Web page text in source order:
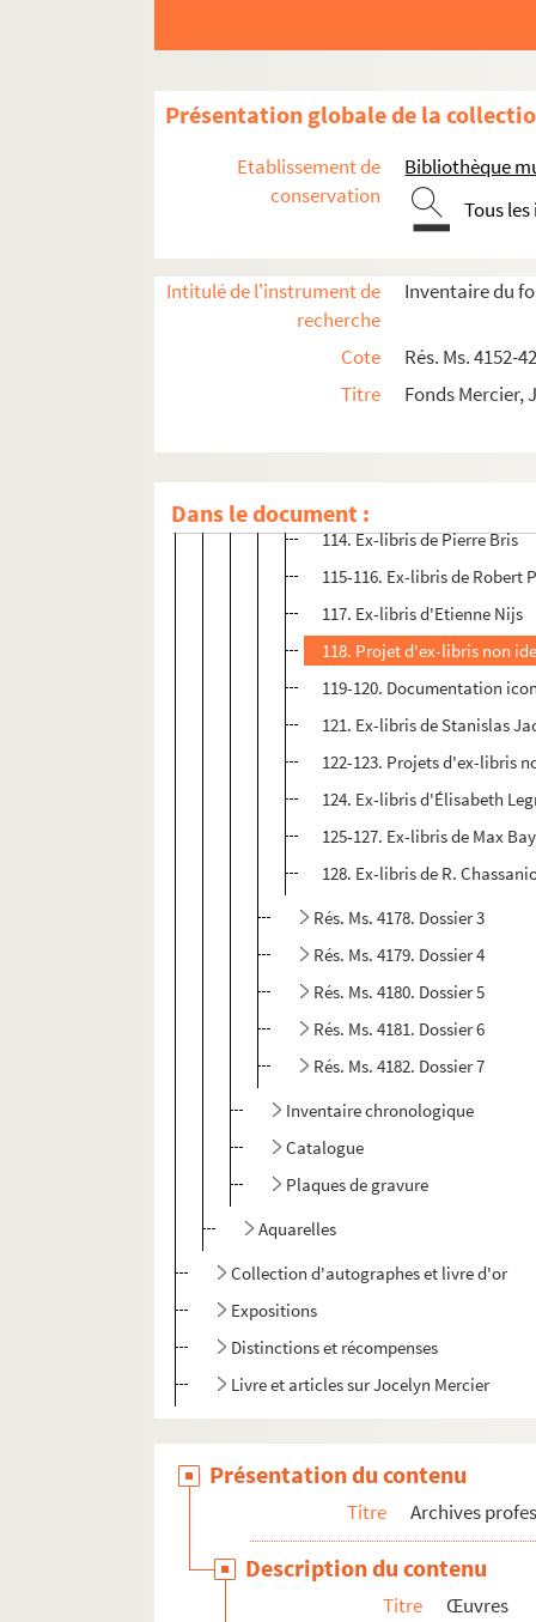
Présentation globale de la
Etablissement de
conservation
Bibliothèque
Tous
Intitulé de l'instrument de
recherche
Inventaire du
Cote
Rés. Ms. 4152-
Titre
Fonds Mercier,
Dans le document :
66-70. Ex-libris d'Éric et
72. Ex-libris du docteur
73-83. Documentation
84. Ex-libris de Michel
87-93. Ex-libris de Miguel
94-95. Ex-libris de Françoise
96. Lettrine avec oiseaux
97-102. Ex-libris du docteur
111-113. Ex-libris de M. F.
114. Ex-libris de Pierre Bris
115-116. Ex-libris de Robert
117. Ex-libris d'Etienne Nijs
118. Projet d'ex-libris non
119-120. Documentation
121. Ex-libris de Stanislas
122-123. Projets d'ex-libris
124. Ex-libris d'Élisabeth
125-127. Ex-libris de Max
128. Ex-libris de R.
Rés. Ms. 4178. Dossier 3
Rés. Ms. 4179. Dossier 4
Rés. Ms. 4180. Dossier 5
Rés. Ms. 4181. Dossier 6
Rés. Ms. 4182. Dossier 7
Inventaire chronologique
Catalogue
Plaques de gravure
Aquarelles
Collection d'autographes et livre d'or
Expositions
Distinctions et récompenses
Livre et articles sur Jocelyn Mercier
Présentation du contenu
Titre Archives
Description du contenu
Titre Œuvres